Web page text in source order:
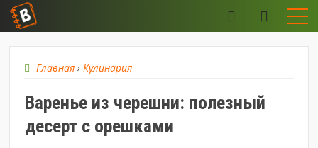
Главная ›Кулинария
Варенье из черешни: полезный
десерт с орешками